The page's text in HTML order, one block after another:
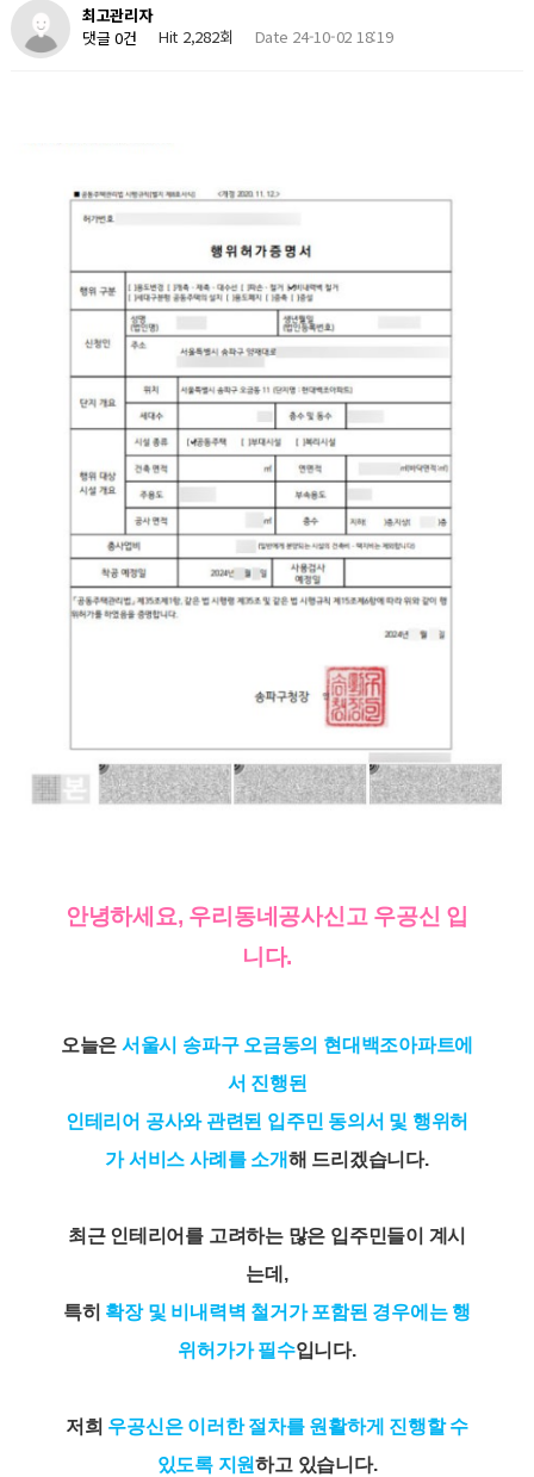
최고관리자
댓글 0건
Hit 2,282회 Date 24-10-02 18:19
안녕하세요, 우리동네공사신고 우공신 입
니다.
오늘은 서울시 송파구 오금동의 현대백조아파트에
서 진행된
인테리어 공사와 관련된 입주민 동의서 및 행위허
가 서비스 사례를 소개해 드리겠습니다.
최근 인테리어를 고려하는 많은 입주민들이 계시
는데,
특히 확장 및 비내력벽 철거가 포함된 경우에는 행
위허가가 필수입니다.
저희 우공신은 이러한 절차를 원활하게 진행할 수
있도록 지원하고 있습니다.